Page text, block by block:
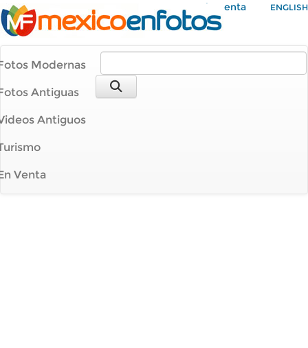
Mi Cuenta ENGLISH
Modernas
Antiguas
Antiguos
Venta